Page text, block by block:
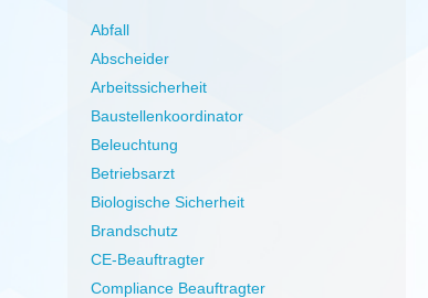
Abfall
Abscheider
Arbeitssicherheit
Baustellenkoordinator
Beleuchtung
Betriebsarzt
Biologische Sicherheit
Brandschutz
CE-Beauftragter
Compliance Beauftragter